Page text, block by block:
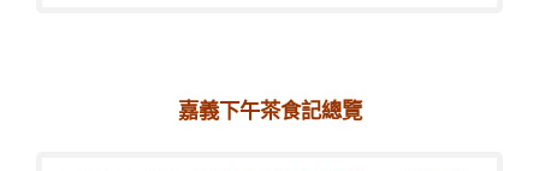
嘉義下午茶食記總覽